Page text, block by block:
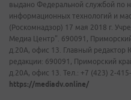
выдано Федеральной службой по
информационных технологий и
(Роскомнадзор) 17 мая 2018 г.
Медиа Центр". 690091,
д.20А, офис 13. Главный
редакции: 690091, Приморский
д.20А, офис 13. Тел.: +7 (423) 2-415-
https://mediadv.online/